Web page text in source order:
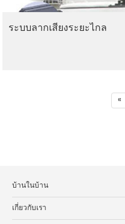
ระบบลากเสียงระยะไกล
«
บ้านในบ้าน
เกี่ยวกับเรา